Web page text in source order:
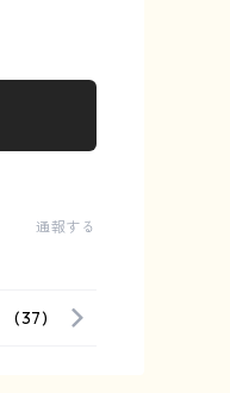
通報する
(37)